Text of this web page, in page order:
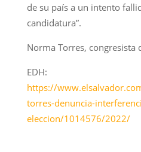
de su país a un intento
candidatura”.
Norma Torres, congresista
EDH:
https://
torres-denuncia-
eleccion/1014576/2022/